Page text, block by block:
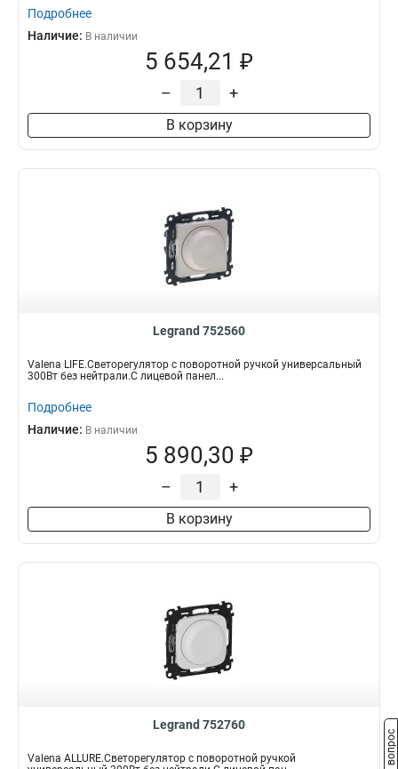
Подробнее
Наличие: В наличии
5 654,21 ₽
– +
В корзину
Legrand 752560
Valena LIFE.Светорегулятор с поворотной ручкой универсальный
300Вт без нейтрали.С лицевой панел...
Подробнее
Наличие: В наличии
5 890,30 ₽
– +
В корзину
Legrand 752760
Valena ALLURE.Светорегулятор с поворотной ручкой